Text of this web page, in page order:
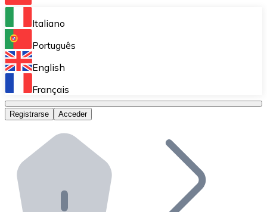
Bitnovo Ramp
Integra nuestra solución en tu plataforma.
Bitnovo Giftcards
Bitnovo OTC
Bitnovo ATM
Integra un ATM Bitnovo en tu negocio y permite que
Bitnovo API
Italiano
Português
English
Français
Registrarse Acceder